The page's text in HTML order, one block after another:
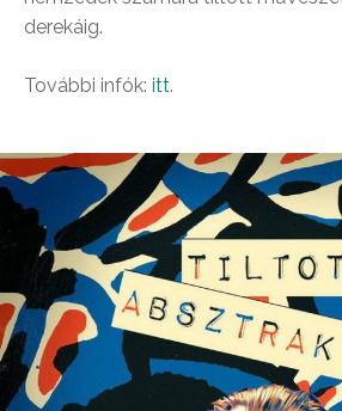
derekáig.
További infók: itt.